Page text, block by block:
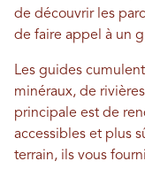
de découvrir les
de faire appel à un
Les guides
minéraux, de
principale est de
accessibles et plus
terrain, ils vous